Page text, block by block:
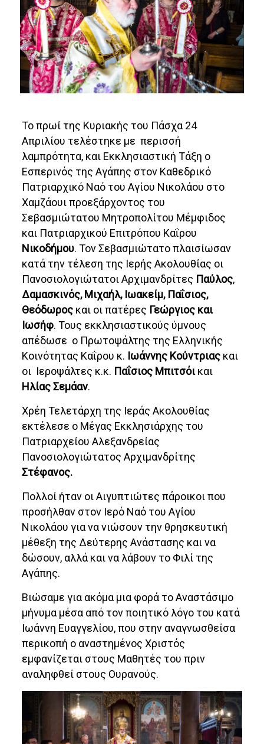
Το πρωί της Κυριακής του Πάσχα 24
Απριλίου τελέστηκε με περισσή
λαμπρότητα, και Εκκλησιαστική Τάξη ο
Εσπερινός της Αγάπης στον Καθεδρικό
Πατριαρχικό Ναό του Αγίου Νικολάου στο
Χαμζάουι προεξάρχοντος του
Σεβασμιώτατου Μητροπολίτου Μέμφιδος
και Πατριαρχικού Επιτρόπου Καΐρου
Νικοδήμου. Τον Σεβασμιώτατο πλαισίωσαν
κατά την τέλεση της Ιερής Ακολουθίας οι
Πανοσιολογιώτατοι Αρχιμανδρίτες Παύλος,
Δαμασκινός, Μιχαήλ, Ιωακείμ, Παΐσιος,
Θεόδωρος και οι πατέρες Γεώργιος και
Ιωσήφ. Τους εκκλησιαστικούς ύμνους
απέδωσε ο Πρωτοψάλτης της Ελληνικής
Κοινότητας Καΐρου κ. Ιωάννης Κούντριας και
οι Ιεροψάλτες κ.κ. Παΐσιος Μπιτσόικαι
Ηλίας Σεμάαν.
Χρέη Τελετάρχη της Ιεράς Ακολουθίας
εκτέλεσε ο Μέγας Εκκλησιάρχης του
Πατριαρχείου Αλεξανδρείας
Πανοσιολογιώτατος Αρχιμανδρίτης
Στέφανος.
Πολλοί ήταν οι Αιγυπτιώτες πάροικοι που
προσήλθαν στον Ιερό Ναό του Αγίου
Νικολάου για να νιώσουν την θρησκευτική
μέθεξη της Δεύτερης Ανάστασης και να
δώσουν, αλλά και να λάβουν το Φιλί της
Αγάπης.
Βιώσαμε για ακόμα μια φορά το Αναστάσιμο
μήνυμα μέσα από τον ποιητικό λόγο του κατά
Ιωάννη Ευαγγελίου, που στην αναγνωσθείσα
περικοπή ο αναστημένος Χριστός
εμφανίζεται στους Μαθητές του πριν
αναληφθεί στους Ουρανούς.